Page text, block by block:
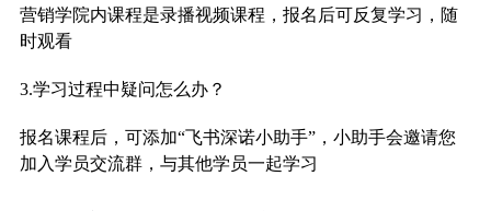
营销学院内课程是录播视频课程，报名后可反复学习，随
时观看
3.学习过程中疑问怎么办？
报名课程后，可添加“飞书深诺小助手”，小助手会邀请您
加入学员交流群，与其他学员一起学习